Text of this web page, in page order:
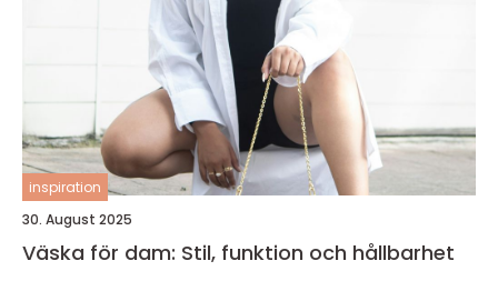
inspiration
30. August 2025
Väska för dam: Stil, funktion och hållbarhet